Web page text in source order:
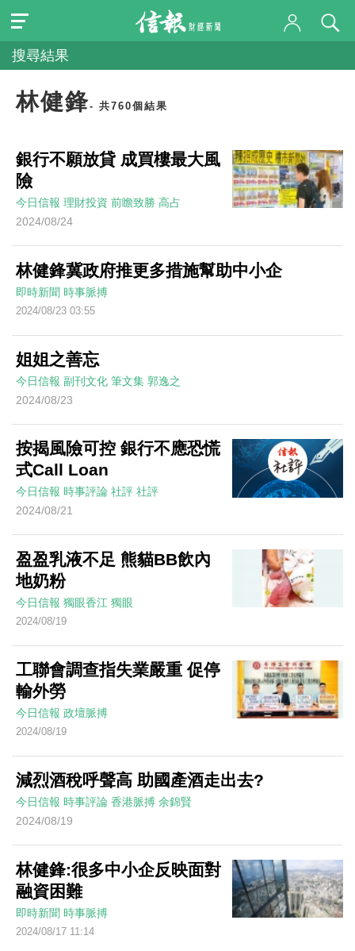
搜尋結果
林健鋒- 共760個結果
銀行不願放貸 成買樓最大風
險
今日信報 理財投資 前瞻致勝 高占
2024/08/24
林健鋒冀政府推更多措施幫助中小企
即時新聞 時事脈搏
2024/08/23 03:55
姐姐之善忘
今日信報 副刊文化 筆文集 郭逸之
2024/08/23
按揭風險可控 銀行不應恐慌
式Call Loan
今日信報 時事評論 社評 社評
2024/08/21
盈盈乳液不足 熊貓BB飲內
地奶粉
今日信報 獨眼香江 獨眼
2024/08/19
工聯會調查指失業嚴重 促停
輸外勞
今日信報 政壇脈搏
2024/08/19
減烈酒稅呼聲高 助國產酒走出去?
今日信報 時事評論 香港脈搏 余錦賢
2024/08/19
林健鋒:很多中小企反映面對
融資困難
即時新聞 時事脈搏
2024/08/17 11:14